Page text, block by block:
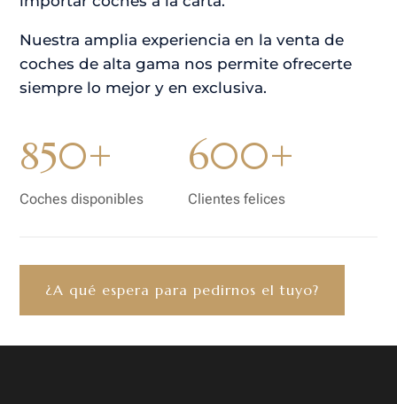
Nuestra amplia experiencia en la venta de
coches de alta gama nos permite ofrecerte
siempre lo mejor y en exclusiva.
850+
Coches disponibles
600+
Clientes felices
¿A qué espera para pedirnos el tuyo?